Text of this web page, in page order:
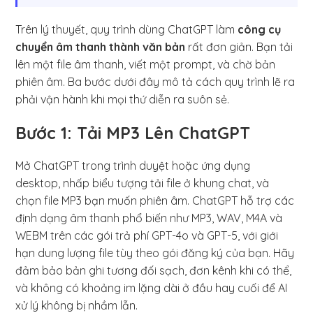
Trên lý thuyết, quy trình dùng ChatGPT làm công cụ
chuyển âm thanh thành văn bản rất đơn giản. Bạn tải
lên một file âm thanh, viết một prompt, và chờ bản
phiên âm. Ba bước dưới đây mô tả cách quy trình lẽ ra
phải vận hành khi mọi thứ diễn ra suôn sẻ.
Bước 1: Tải MP3 Lên ChatGPT
Mở ChatGPT trong trình duyệt hoặc ứng dụng
desktop, nhấp biểu tượng tải file ở khung chat, và
chọn file MP3 bạn muốn phiên âm. ChatGPT hỗ trợ các
định dạng âm thanh phổ biến như MP3, WAV, M4A và
WEBM trên các gói trả phí GPT-4o và GPT-5, với giới
hạn dung lượng file tùy theo gói đăng ký của bạn. Hãy
đảm bảo bản ghi tương đối sạch, đơn kênh khi có thể,
và không có khoảng im lặng dài ở đầu hay cuối để AI
xử lý không bị nhầm lẫn.